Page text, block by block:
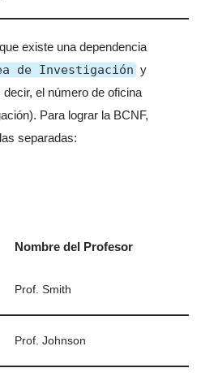
existe una dependencia
de Investigación y
decir, el número de oficina
Para lograr la BCNF,
separadas:
Nombre del Profesor
Prof. Smith
Prof. Johnson